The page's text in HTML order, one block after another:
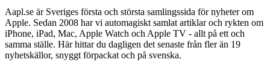
Aapl.se är Sveriges första och största samlingssida för nyheter om
Apple. Sedan 2008 har vi automagiskt samlat artiklar och rykten om
iPhone, iPad, Mac, Apple Watch och Apple TV - allt på ett och
samma ställe. Här hittar du dagligen det senaste från fler än 19
nyhetskällor, snyggt förpackat och på svenska.